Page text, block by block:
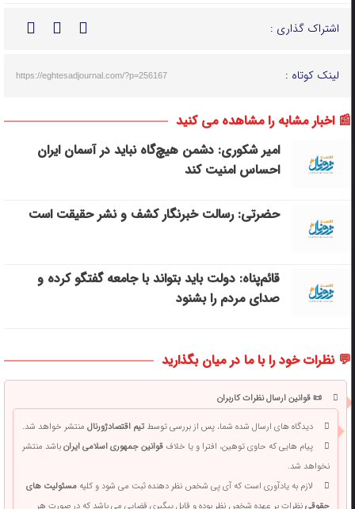
اشتراک گذاری :
لینک کوتاه : https://eghtesadjournal.com/?p=256167
📰 اخبار مشابه را مشاهده می کنید
امیر شکوری: دشمن هیچ‌گاه نباید در آسمان ایران
احساس امنیت کند
حضرتی: رسالت خبرنگار کشف و نشر حقیقت است
قائم‌پناه: دولت باید بتواند با جامعه گفتگو کرده و
صدای مردم را بشنود
💬 نظرات خود را با ما در میان بگذارید
📜 قوانین ارسال نظرات کاربران
دیدگاه های ارسال شده شما، پس از بررسی توسطتیم اقتصادژورنالمنتشر خواهد شد.
پیام هایی که حاوی توهین، افترا و یا خلافقوانین جمهوری اسلامی ایرانباشد منتشر
نخواهد شد.
لازم به یادآوری است که آی پی شخص نظر دهنده ثبت می شود و کلیهمسئولیت های